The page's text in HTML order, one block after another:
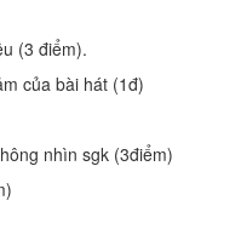
(3 điểm).
của bài hát (1đ)
nhìn sgk (3điểm)